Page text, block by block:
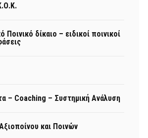
Ποινικό δίκαιο – ειδικοί ποινικοί
– Coaching – Συστημική Ανάλυση
και Ποινών